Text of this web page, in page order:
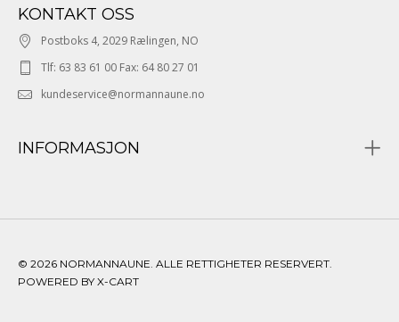
KONTAKT OSS
Postboks 4, 2029 Rælingen, NO
Tlf: 63 83 61 00 Fax: 64 80 27 01
kundeservice@normannaune.no
INFORMASJON
© 2026 NORMANNAUNE. ALLE RETTIGHETER RESERVERT.
POWERED BY X-CART